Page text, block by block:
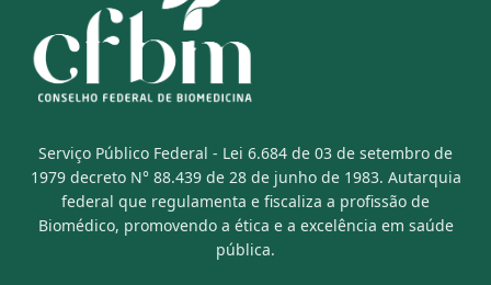
Serviço Público Federal - Lei 6.684 de 03 de setembro de
1979 decreto N° 88.439 de 28 de junho de 1983. Autarquia
federal que regulamenta e fiscaliza a profissão de
Biomédico, promovendo a ética e a excelência em saúde
pública.